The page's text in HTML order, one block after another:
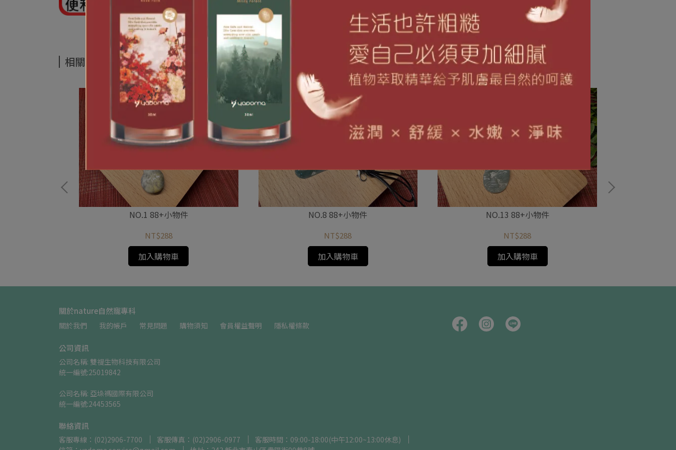
相關商品
NO.1 88+小物件
NT$288
加入購物車
NO.8 88+小物件
NT$288
加入購物車
NO.13 88+小物件
NT$288
加入購物車
關於nature自然寵專科
關於我們 我的帳戶 常見問題 購物須知 會員權益聲明 隱私權條款
公司資訊
公司名稱: 雙禔生物科技有限公司
統一編號:25019842
公司名稱: 亞垛禡國際有限公司
統一編號:24453565
聯絡資訊
客服專線：(02)2906-7700 客服傳真：(02)2906-0977
客服時間：09:00-18:00(中午12:00~13:00休息)